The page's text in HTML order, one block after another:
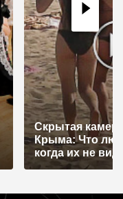
Скрытая
Крыма: Что
когда их не